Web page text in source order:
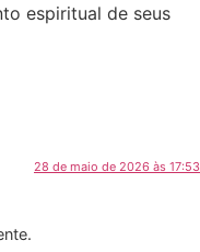
espiritual de seus
28 de maio de 2026 às 17:53